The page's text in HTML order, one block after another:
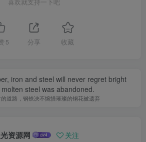
喜欢就支持一下吧
5 分享 收藏
iron and steel will never regret bright
steel was abandoned.
道路，钢铁决不惋惜璀璨的钢花被遗弃
资源网 关注